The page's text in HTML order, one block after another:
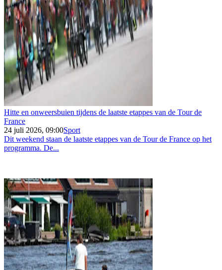
Hitte en onweersbuien tijdens de laatste etappes van de Tour de
France
24 juli 2026, 09:00Sport
Dit weekend staan de laatste etappes van de Tour de France op het
programma. De...